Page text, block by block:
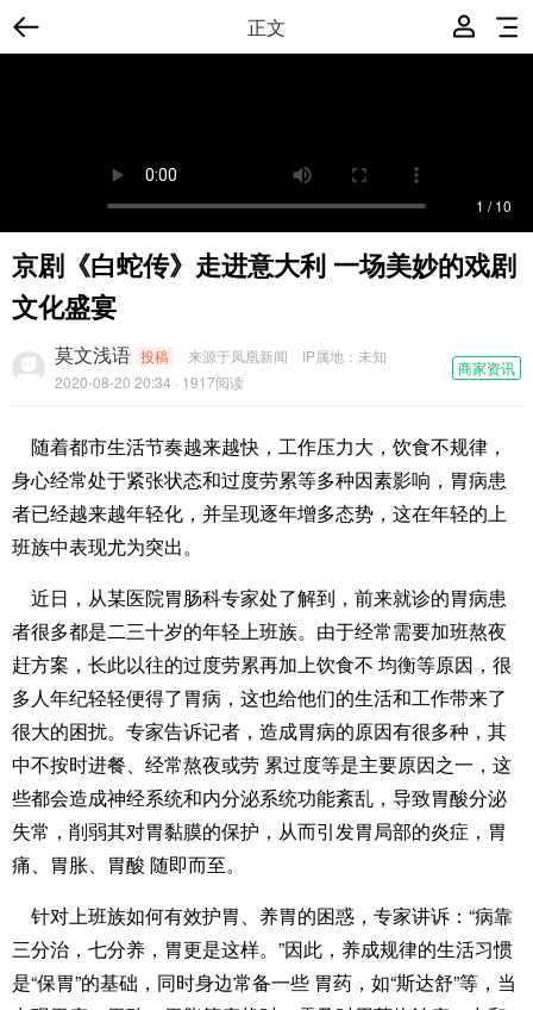
正文
1 /10
京剧《白蛇传》走进意大利 一场美妙的戏剧
文化盛宴
商家资讯
莫文浅语 投稿 来源于凤凰新闻 IP属地： 未知
2020-08-20 20:34 · 1917阅读
随着都市生活节奏越来越快，工作压力大，饮食不规律，
身心经常处于紧张状态和过度劳累等多种因素影响，胃病患
者已经越来越年轻化，并呈现逐年增多态势，这在年轻的上
班族中表现尤为突出。
近日，从某医院胃肠科专家处了解到，前来就诊的胃病患
者很多都是二三十岁的年轻上班族。由于经常需要加班熬夜
赶方案，长此以往的过度劳累再加上饮食不 均衡等原因，很
多人年纪轻轻便得了胃病，这也给他们的生活和工作带来了
很大的困扰。专家告诉记者，造成胃病的原因有很多种，其
中不按时进餐、经常熬夜或劳 累过度等是主要原因之一，这
些都会造成神经系统和内分泌系统功能紊乱，导致胃酸分泌
失常，削弱其对胃黏膜的保护，从而引发胃局部的炎症，胃
痛、胃胀、胃酸 随即而至。
针对上班族如何有效护胃、养胃的困惑，专家讲诉：“病靠
三分治，七分养，胃更是这样。”因此，养成规律的生活习惯
是“保胃”的基础，同时身边常备一些 胃药，如“斯达舒”等，当